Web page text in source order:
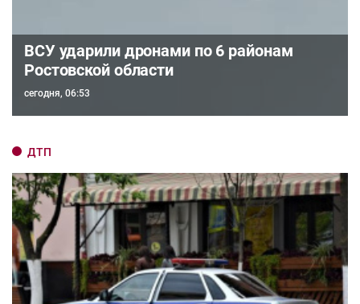
ВСУ ударили дронами по 6 районам
Ростовской области
сегодня, 06:53
ДТП